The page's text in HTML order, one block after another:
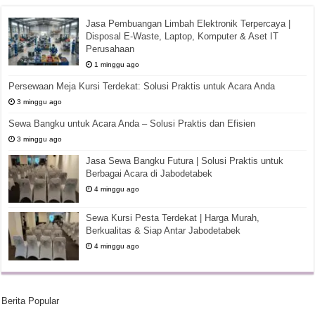
Jasa Pembuangan Limbah Elektronik Terpercaya |
Disposal E-Waste, Laptop, Komputer & Aset IT
Perusahaan
1 minggu ago
Persewaan Meja Kursi Terdekat: Solusi Praktis untuk Acara Anda
3 minggu ago
Sewa Bangku untuk Acara Anda – Solusi Praktis dan Efisien
3 minggu ago
Jasa Sewa Bangku Futura | Solusi Praktis untuk
Berbagai Acara di Jabodetabek
4 minggu ago
Sewa Kursi Pesta Terdekat | Harga Murah,
Berkualitas & Siap Antar Jabodetabek
4 minggu ago
Berita Popular